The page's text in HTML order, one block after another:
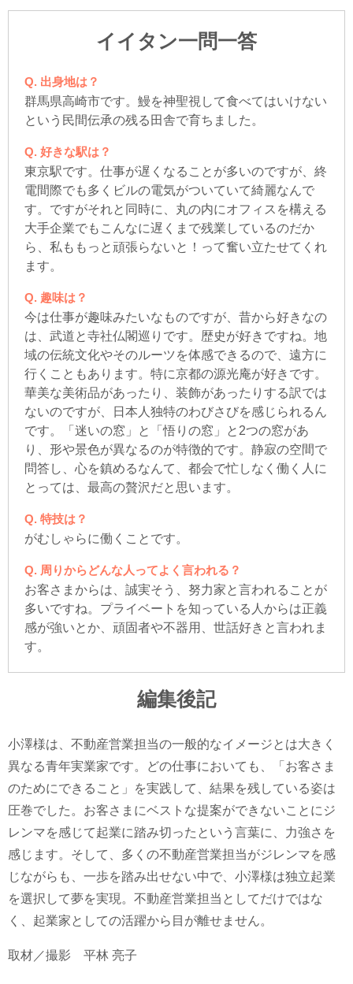
イイタン一問一答
出身地は？
群馬県高崎市です。鰻を神聖視して食べてはいけない
という民間伝承の残る田舎で育ちました。
好きな駅は？
東京駅です。仕事が遅くなることが多いのですが、終
電間際でも多くビルの電気がついていて綺麗なんで
す。ですがそれと同時に、丸の内にオフィスを構える
大手企業でもこんなに遅くまで残業しているのだか
ら、私ももっと頑張らないと！って奮い立たせてくれ
ます。
趣味は？
今は仕事が趣味みたいなものですが、昔から好きなの
は、武道と寺社仏閣巡りです。歴史が好きですね。地
域の伝統文化やそのルーツを体感できるので、遠方に
行くこともあります。特に京都の源光庵が好きです。
華美な美術品があったり、装飾があったりする訳では
ないのですが、日本人独特のわびさびを感じられるん
です。「迷いの窓」と「悟りの窓」と2つの窓があ
り、形や景色が異なるのが特徴的です。静寂の空間で
問答し、心を鎮めるなんて、都会で忙しなく働く人に
とっては、最高の贅沢だと思います。
特技は？
がむしゃらに働くことです。
周りからどんな人ってよく言われる？
お客さまからは、誠実そう、努力家と言われることが
多いですね。プライベートを知っている人からは正義
感が強いとか、頑固者や不器用、世話好きと言われま
す。
編集後記
小澤様は、不動産営業担当の一般的なイメージとは大きく
異なる青年実業家です。どの仕事においても、「お客さま
のためにできること」を実践して、結果を残している姿は
圧巻でした。お客さまにベストな提案ができないことにジ
レンマを感じて起業に踏み切ったという言葉に、力強さを
感じます。そして、多くの不動産営業担当がジレンマを感
じながらも、一歩を踏み出せない中で、小澤様は独立起業
を選択して夢を実現。不動産営業担当としてだけではな
く、起業家としての活躍から目が離せません。
取材／撮影 平林 亮子